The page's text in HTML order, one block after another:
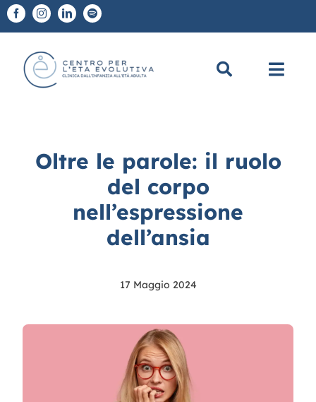
Salta
al
contenuto
A chi ci rivolgiamo
Diagnosi e Terapie
Oltre le parole: il ruolo
del corpo
nell’espressione
dell’ansia
17 Maggio 2024